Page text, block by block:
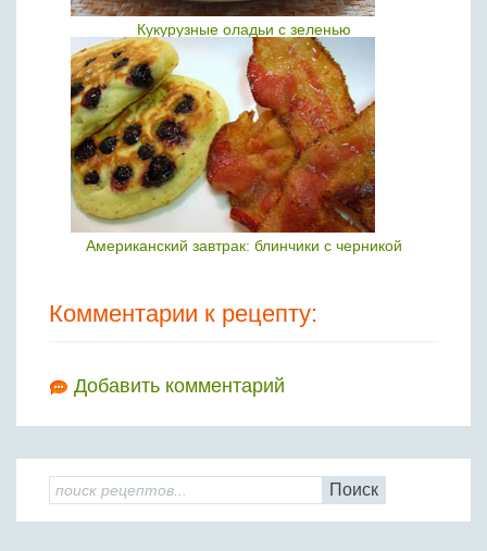
Кукурузные оладьи с зеленью
Американский завтрак: блинчики с черникой
Комментарии к рецепту:
Добавить комментарий
Поиск